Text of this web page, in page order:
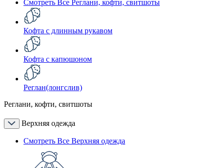
Смотреть Все Реглани, кофти, свитшоты
Кофта с длинным рукавом
Кофта с капюшоном
Реглан(лонгслив)
Реглани, кофти, свитшоты
Верхняя одежда
Смотреть Все Верхняя одежда